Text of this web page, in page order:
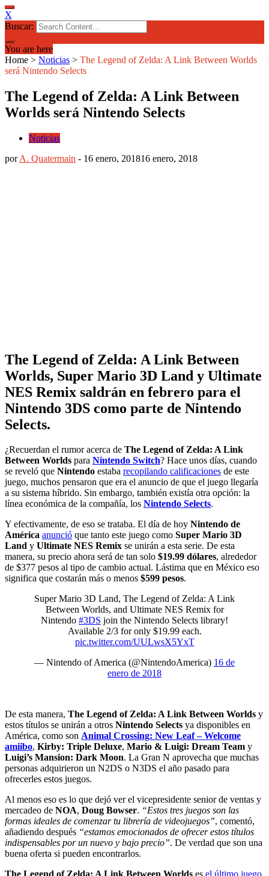
X
Buscar:
You are here
Home > Noticias > The Legend of Zelda: A Link Between Worlds
será Nintendo Selects
The Legend of Zelda: A Link Between
Worlds será Nintendo Selects
Noticias
porA. Quatermain - 16 enero, 201816 enero, 2018
The Legend of Zelda: A Link Between
Worlds, Super Mario 3D Land y Ultimate
NES Remix saldrán en febrero para el
Nintendo 3DS como parte de Nintendo
Selects.
¿Recuerdan el rumor acerca de The Legend of Zelda: A Link
Between Worlds para Nintendo Switch? Hace unos días, cuando
se reveló que Nintendo estaba recopilando calificaciones de este
juego, muchos pensaron que era el anuncio de que el juego llegaría
a su sistema híbrido. Sin embargo, también existía otra opción: la
línea económica de la compañía, los Nintendo Selects.
Y efectivamente, de eso se trataba. El día de hoy Nintendo de
América anunció que tanto este juego como Super Mario 3D
Land y Ultimate NES Remix se unirán a esta serie. De esta
manera, su precio ahora será de tan solo $19.99 dólares, alrededor
de $377 pesos al tipo de cambio actual. Lástima que en México eso
significa que costarán más o menos $599 pesos.
Super Mario 3D Land, The Legend of Zelda: A Link
Between Worlds, and Ultimate NES Remix for
Nintendo #3DS join the Nintendo Selects library!
Available 2/3 for only $19.99 each.
pic.twitter.com/UULwsX5YxT
— Nintendo of America (@NintendoAmerica) 16 de
enero de 2018
De esta manera, The Legend of Zelda: A Link Between Worlds y
estos títulos se unirán a otros Nintendo Selects ya disponibles en
América, como son Animal Crossing: New Leaf – Welcome
amiibo, Kirby: Triple Deluxe, Mario & Luigi: Dream Team y
Luigi’s Mansion: Dark Moon. La Gran N aprovecha que muchas
personas adquirieron un N2DS o N3DS el año pasado para
ofrecerles estos juegos.
Al menos eso es lo que dejó ver el vicepresidente senior de ventas y
mercadeo de NOA, Doug Bowser. “Estos tres juegos son las
formas ideales de comenzar tu librería de videojuegos”, comentó,
añadiendo después “estamos emocionados de ofrecer estos títulos
indispensables por un nuevo y bajo precio”. De verdad que son una
buena oferta si pueden encontrarlos.